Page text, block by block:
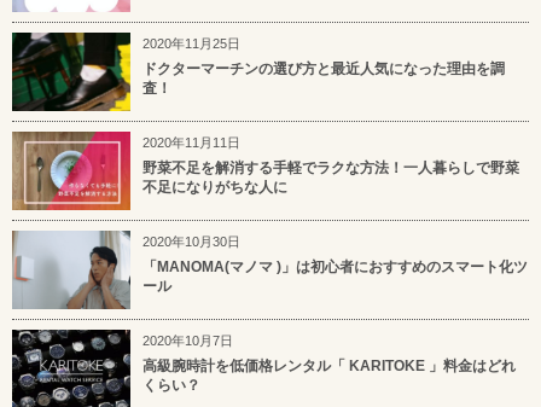
2020年11月25日
ドクターマーチンの選び方と最近人気になった理由を調
査！
2020年11月11日
野菜不足を解消する手軽でラクな方法！一人暮らしで野菜
不足になりがちな人に
2020年10月30日
「MANOMA(マノマ )」は初心者におすすめのスマート化ツ
ール
2020年10月7日
高級腕時計を低価格レンタル「 KARITOKE 」料金はどれ
くらい？